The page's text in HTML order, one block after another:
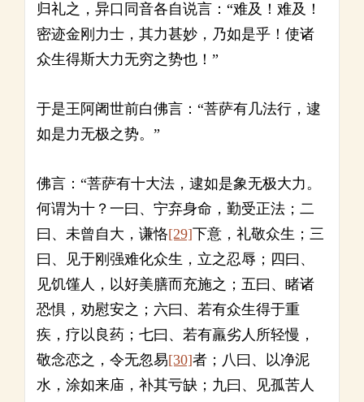
归礼之，异口同音各自说言：“难及！难及！
密迹金刚力士，其力甚妙，乃如是乎！使诸
众生得斯大力无穷之势也！”
于是王阿阇世前白佛言：“菩萨有几法行，逮
如是力无极之势。”
佛言：“菩萨有十大法，逮如是象无极大力。
何谓为十？一曰、宁弃身命，勤受正法；二
曰、未曾自大，谦恪[29]下意，礼敬众生；三
曰、见于刚强难化众生，立之忍辱；四曰、
见饥馑人，以好美膳而充施之；五曰、睹诸
恐惧，劝慰安之；六曰、若有众生得于重
疾，疗以良药；七曰、若有羸劣人所轻慢，
敬念恋之，令无忽易[30]者；八曰、以净泥
水，涂如来庙，补其亏缺；九曰、见孤苦人